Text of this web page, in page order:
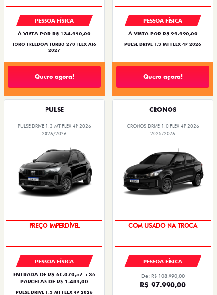
PESSOA FÍSICA
À VISTA POR R$ 134.990,00
TORO FREEDOM TURBO 270 FLEX AT6
2027
Quero agora!
PESSOA FÍSICA
À VISTA POR R$ 99.990,00
PULSE DRIVE 1.3 MT FLEX 4P 2026
Quero agora!
PULSE
PULSE DRIVE 1.3 MT FLEX 4P 2026
2026/2026
PREÇO IMPERDÍVEL
PESSOA FÍSICA
ENTRADA DE R$ 60.070,57 +36
PARCELAS DE R$ 1.489,00
PULSE DRIVE 1.3 MT FLEX 4P 2026
CRONOS
CRONOS DRIVE 1.0 FLEX 4P 2026
2025/2026
COM USADO NA TROCA
PESSOA FÍSICA
De: R$ 108.990,00
R$ 97.990,00